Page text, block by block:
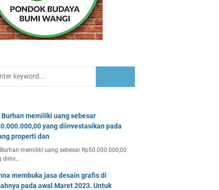
Burhan memiliki uang sebesar
yang diinvestasikan pada
properti dan
memiliki uang sebesar Rp50.000.000,00
diinv…
membuka jasa desain grafis di
pada awal Maret 2023. Untuk